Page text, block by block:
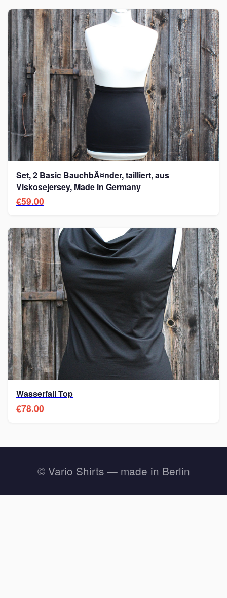
Set, 2 Basic BauchbÃ¤nder, tailliert, aus
Viskosejersey, Made in Germany
€59.00
Wasserfall Top
€78.00
© Vario Shirts — made in Berlin